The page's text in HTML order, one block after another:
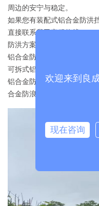
周边的安宁与稳定。
如果您有装配式铝合金防洪
直接联系我司客服热线：
防洪方案及报价，供您参考
铝合金防洪挡水板、
可拆式铝合金防洪板、组合
铝合金防洪墙、铝合金防汛
合金防浪墙
欢迎来到良
现在咨询